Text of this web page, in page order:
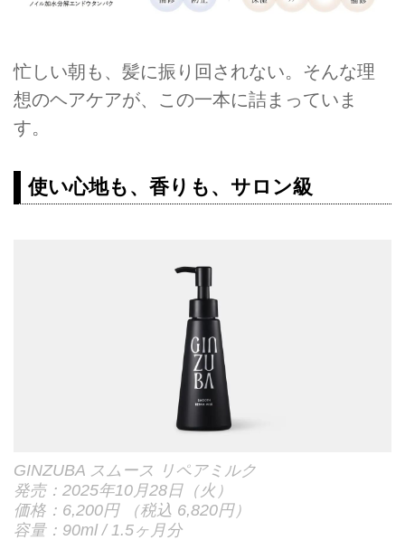
忙しい朝も、髪に振り回されない。そんな理
想のヘアケアが、この一本に詰まっていま
す。
使い心地も、香りも、サロン級
GINZUBA スムース リペアミルク
発売：2025年10月28日（火）
価格：6,200円 （税込 6,820円）
容量：90ml / 1.5ヶ月分